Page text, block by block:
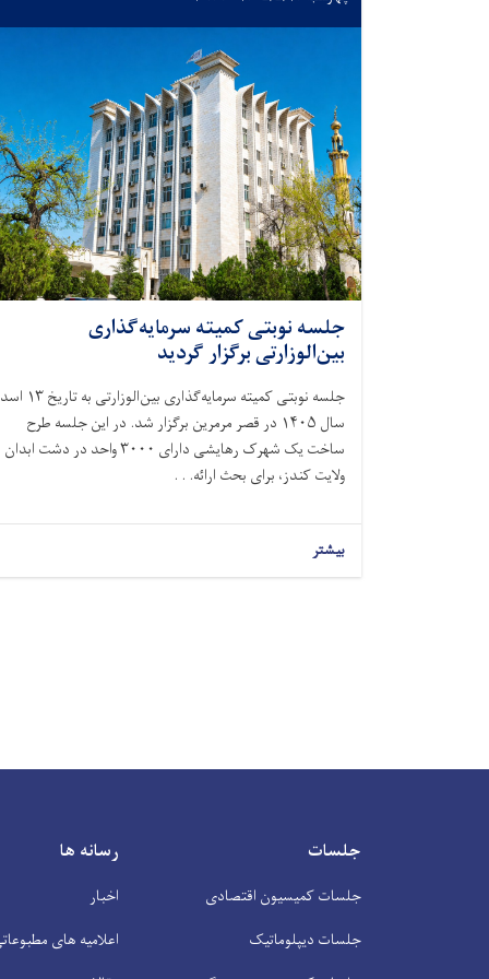
جلسه نوبتی کمیته سرمایه‌گذاری
بین‌الوزارتی برگزار گردید
جلسه نوبتی کمیته سرمایه‌گذاری بین‌الوزارتی به تاریخ۱۳ اسد
سال ۱۴۰۵ در قصر مرمرین برگزار شد. در این جلسه طرح
ساخت یک شهرک رهایشی دارای ۳۰۰۰واحد در دشت ابدان
ولایت کندز، برای بحث ارائه. . .
بیشتر
جلسات
جلسات کمیسیون اقتصادی
جلسات دیپلوماتیک
رسانه ها
اخبار
اعلامیه های